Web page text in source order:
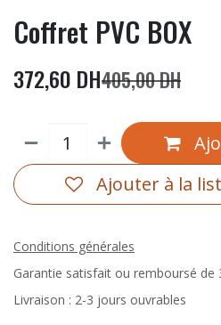
Coffret PVC BOX
372,60 DH405,00DH
Ajouter à la
Conditions générales
Garantie satisfait ou remboursé de
Livraison : 2-3 jours ouvrables